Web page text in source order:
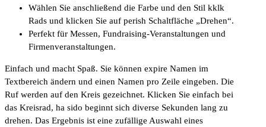
Wählen Sie anschließend die Farbe und den Stil kklk
Rads und klicken Sie auf perish Schaltfläche „Drehen“.
Perfekt für Messen, Fundraising-Veranstaltungen und
Firmenveranstaltungen.
Einfach und macht Spaß. Sie können expire Namen im
Textbereich ändern und einen Namen pro Zeile eingeben. Die
Ruf werden auf den Kreis gezeichnet. Klicken Sie einfach bei
das Kreisrad, ha sido beginnt sich diverse Sekunden lang zu
drehen. Das Ergebnis ist eine zufällige Auswahl eines